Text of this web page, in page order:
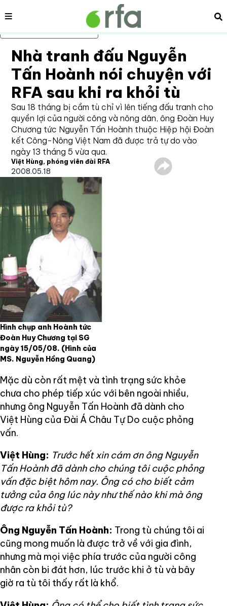
Bỏ qua nội dung chính
Nội dung
Nhà tranh đấu Nguyễn
Tấn Hoành nói chuyện với
RFA sau khi ra khỏi tù
Sau 18 tháng bị cầm tù chỉ vì lên tiếng đấu tranh cho
quyền lợi của người công và nông dân, ông Đoàn Huy
Chương tức Nguyễn Tấn Hoành thuộc Hiệp hội Đoàn
kết Công-Nông Việt Nam đã được trả tự do vào
ngày 13 tháng 5 vừa qua.
Việt Hùng, phóng viên đài RFA
2008.05.18
Hình chụp anh Hoành tức
Đoàn Huy Chương tại SG
ngày 15/05/08. (Hình của
MS. Nguyễn Hồng Quang)
Mặc dù còn rất mệt và tình trạng sức khỏe
chưa cho phép tiếp xúc với bên ngoài nhiều,
nhưng ông Nguyễn Tấn Hoành đã dành cho
Việt Hùng của Đài Á Châu Tự Do cuộc phỏng
vấn.
Việt Hùng: Trước hết xin cám ơn ông Nguyễn
Tấn Hoành đã dành cho chúng tôi cuộc phỏng
vấn đặc biệt hôm nay. Ông có cho biết cảm
tưởng của ông lúc này như thế nào khi mà ông
được ra khỏi tù?
Ông Nguyễn Tấn Hoành: Trong tù chúng tôi ai
cũng mong muốn là được trở về với gia đình,
nhưng mà mọi việc phía trước của người công
nhân còn bi đát hơn, lúc trước khi ở tù và bây
giờ ra tù tôi thấy rất là khổ.